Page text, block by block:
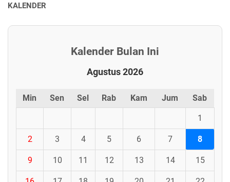
KALENDER
Kalender Bulan Ini
Agustus 2026
Min Sen Sel Rab Kam Jum Sab
1
2 3 4 5 6 7 8
9 10 11 12 13 14 15